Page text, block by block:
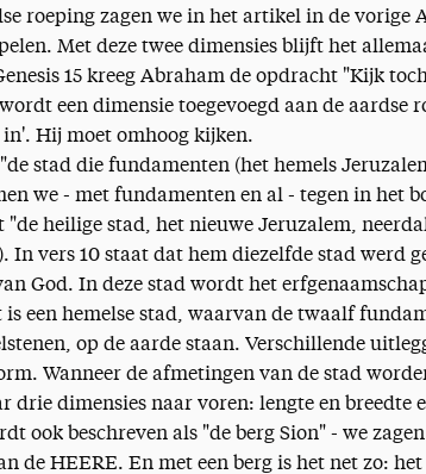
roeping zagen we in het artikel in de vorige
Met deze twee dimensies blijft het
15 kreeg Abraham de opdracht "Kijk
een dimensie toegevoegd aan de aardse
Hij moet omhoog kijken.
stad die fundamenten (het hemels
we - met fundamenten en al - tegen in het
"de heilige stad, het nieuwe Jeruzalem,
In vers 10 staat dat hem diezelfde stad werd
God. In deze stad wordt het
een hemelse stad, waarvan de twaalf
op de aarde staan. Verschillende
Wanneer de afmetingen van de stad
drie dimensies naar voren: lengte en breedte
ook beschreven als "de berg Sion" - we
de HEERE. En met een berg is het net zo: